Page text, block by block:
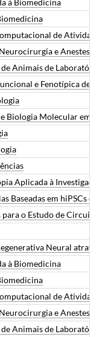
à Biomedicina
de Atividade
e Anestesia
Animais de Laboratório
e Fenotípica de
Biologia Molecular em
Aplicada à Investigação
Baseadas em hiPSCs e
para o Estudo de Circuitos
Neural através
à Biomedicina
de Atividade
e Anestesia
Animais de Laboratório